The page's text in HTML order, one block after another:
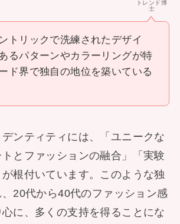
トレンド博
士
トリックで洗練されたデザイ
るパターンやカラーリングが特
ド界で独自の地位を築いている
ンティティには、「ユニークな
とファッションの融合」「実験
根付いています。このような独
20代から40代のファッション感
に、多くの支持を得ることにな